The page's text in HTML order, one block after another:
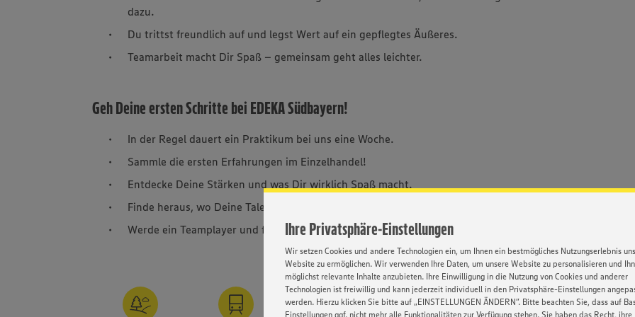
Ihre Privatsphäre-Einstellungen
Wir setzen Cookies und andere Technologien ein, um Ihnen ein bestmögliches Nutzungserlebnis
Website zu ermöglichen. Wir verwenden Ihre Daten, um unsere Website zu personalisieren und
möglichst relevante Inhalte anzubieten. Ihre Einwilligung in die Nutzung von Cookies und anderer
Technologien ist freiwillig und kann jederzeit individuell in den Privatsphäre-Einstellungen
werden. Hierzu klicken Sie bitte auf „EINSTELLUNGEN ÄNDERN”. Bitte beachten Sie, dass auf
Einstellungen ggf. nicht mehr alle Funktionalitäten zur Verfügung stehen. Sie haben das Recht, ihre
dazu.
Du trittst freundlich auf und legst Wert auf ein gepflegtes Äußeres.
Teamarbeit macht Dir Spaß – gemeinsam geht alles leichter.
Geh Deine ersten Schritte bei EDEKA Südbayern!
In der Regel dauert ein Praktikum bei uns eine Woche.
Sammle die ersten Erfahrungen im Einzelhandel!
Entdecke Deine Stärken und was Dir wirklich Spaß macht.
Finde heraus, wo Deine Talente liegen.
Werde ein Teamplayer und frag uns Löcher in den Bauch.